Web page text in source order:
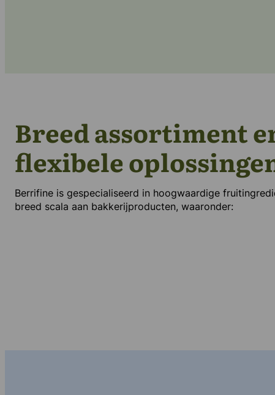
Breed assortiment
flexibele
Berrifine is gespecialiseerd in hoogwaardige
breed scala aan bakkerijproducten, waaronder: